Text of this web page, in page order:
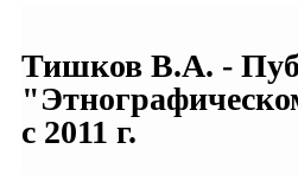
Тишков В.А. -
с 2011 г.